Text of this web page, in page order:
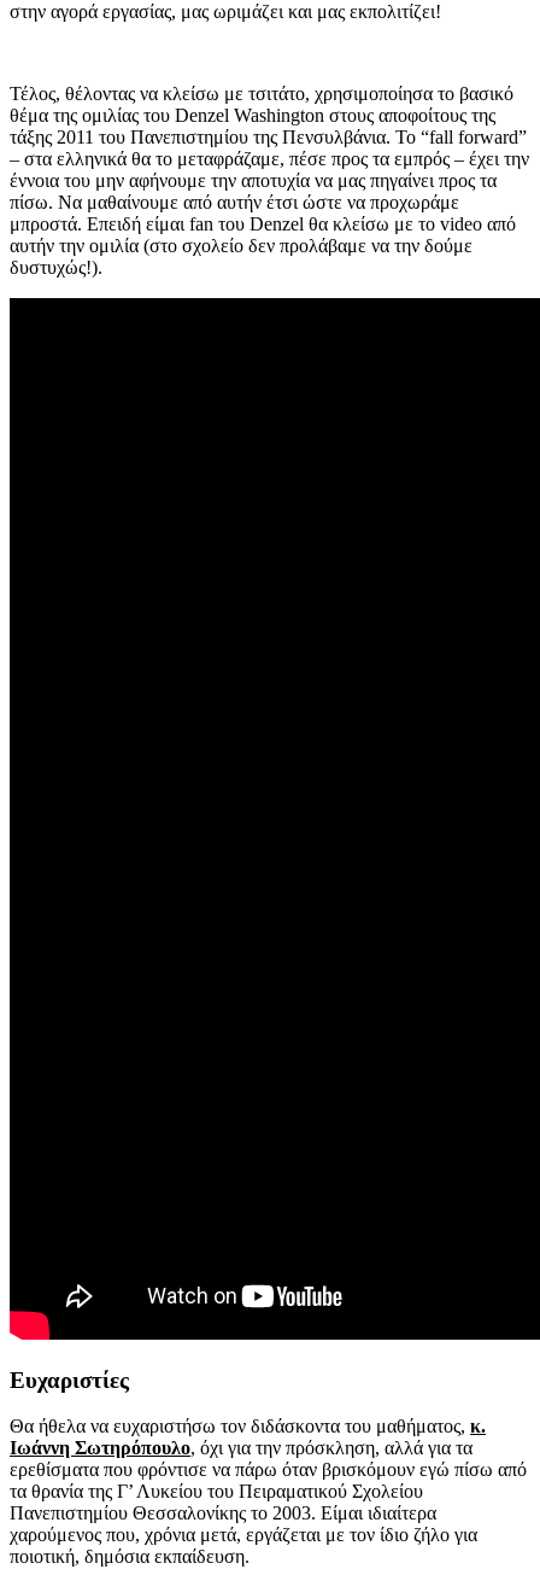
στην αγορά εργασίας, μας ωριμάζει και μας εκπολιτίζει!
Τέλος, θέλοντας να κλείσω με τσιτάτο, χρησιμοποίησα το βασικό
θέμα της ομιλίας του Denzel Washington στους αποφοίτους της
τάξης 2011 του Πανεπιστημίου της Πενσυλβάνια. Το “fall forward”
– στα ελληνικά θα το μεταφράζαμε, πέσε προς τα εμπρός – έχει την
έννοια του μην αφήνουμε την αποτυχία να μας πηγαίνει προς τα
πίσω. Να μαθαίνουμε από αυτήν έτσι ώστε να προχωράμε
μπροστά. Επειδή είμαι fan του Denzel θα κλείσω με το video από
αυτήν την ομιλία (στο σχολείο δεν προλάβαμε να την δούμε
δυστυχώς!).
Ευχαριστίες
Θα ήθελα να ευχαριστήσω τον διδάσκοντα του μαθήματος, κ.
Ιωάννη Σωτηρόπουλο, όχι για την πρόσκληση, αλλά για τα
ερεθίσματα που φρόντισε να πάρω όταν βρισκόμουν εγώ πίσω από
τα θρανία της Γ’ Λυκείου του Πειραματικού Σχολείου
Πανεπιστημίου Θεσσαλονίκης το 2003. Είμαι ιδιαίτερα
χαρούμενος που, χρόνια μετά, εργάζεται με τον ίδιο ζήλο για
ποιοτική, δημόσια εκπαίδευση.